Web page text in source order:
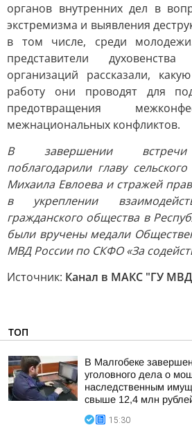
органов внутренних дел в
экстремизма и выявления
в том числе, среди
представители
организаций рассказали,
работу они проводят для
предотвращения
межнациональных конфликтов.
В завершении встречи
поблагодарили главу
Михаила Евлоева и стражей
в укреплении
гражданского общества в
были вручены медали
МВД России по СКФО «За
Источник: Канал в МАКС "ГУ
ТОП
В Малгобеке
уголовного дела о
наследственным
свыше 12,4 млн
15:30